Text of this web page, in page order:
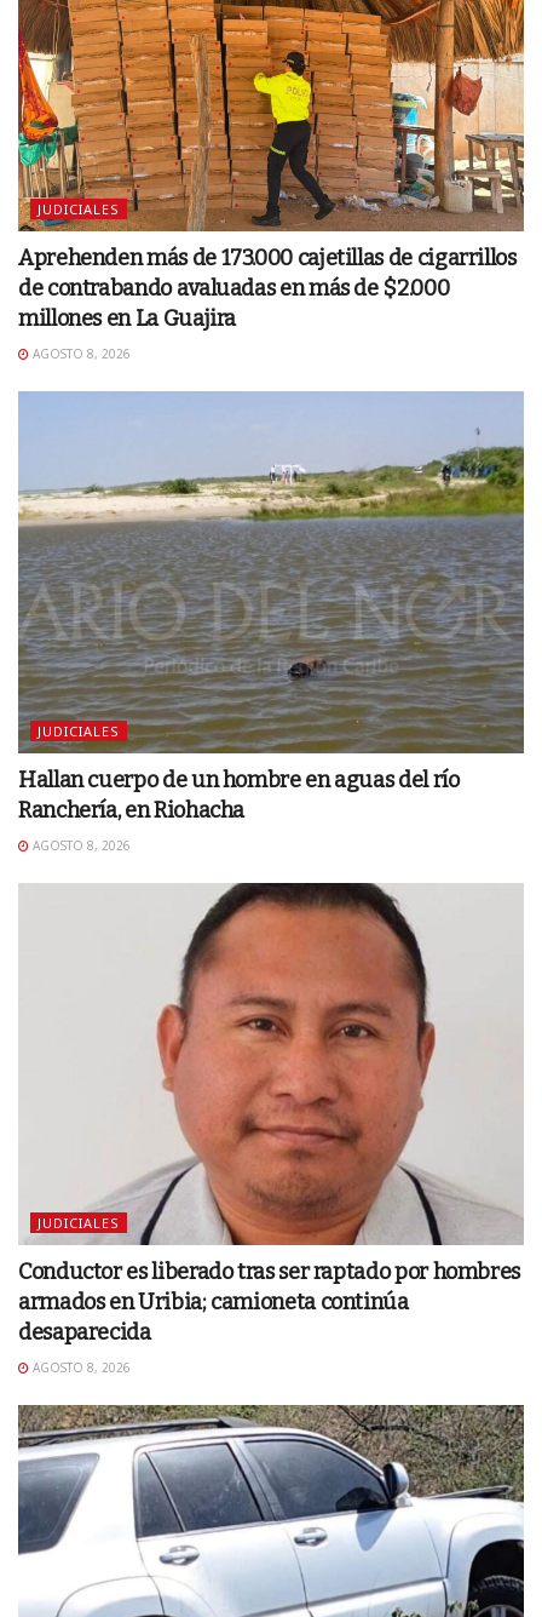
JUDICIALES
Aprehenden más de 173.000 cajetillas de cigarrillos
de contrabando avaluadas en más de $2.000
millones en La Guajira
AGOSTO 8, 2026
JUDICIALES
Hallan cuerpo de un hombre en aguas del río
Ranchería, en Riohacha
AGOSTO 8, 2026
JUDICIALES
Conductor es liberado tras ser raptado por hombres
armados en Uribia; camioneta continúa
desaparecida
AGOSTO 8, 2026